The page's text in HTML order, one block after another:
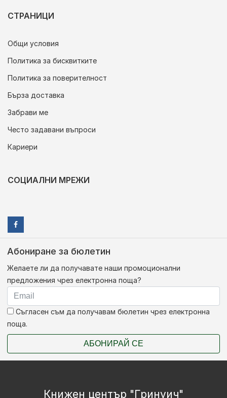
СТРАНИЦИ
Общи условия
Политика за бисквитките
Политика за поверителност
Бърза доставка
Забрави ме
Често задавани въпроси
Кариери
СОЦИАЛНИ МРЕЖИ
Абониране за бюлетин
Желаете ли да получавате наши промоционални
предложения чрез електронна поща?
Съгласен съм да получавам бюлетин чрез електронна
поща.
АБОНИРАЙ СЕ
Книжен център "Гринуич"